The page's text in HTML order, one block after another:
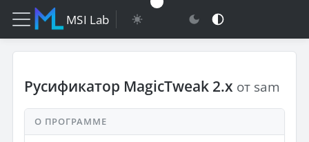
MSI Lab
Русификатор MagicTweak 2.x от sam
О ПРОГРАММЕ